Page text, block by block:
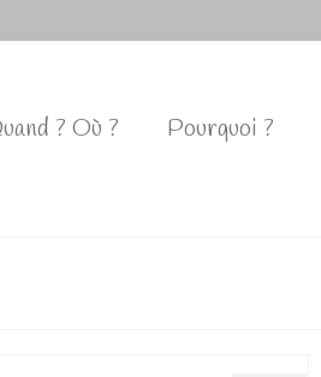
? Où ? Pourquoi ?